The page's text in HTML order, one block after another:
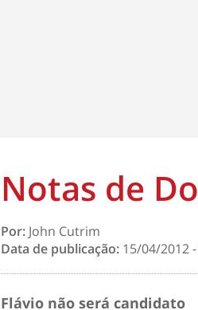
Notas de
Por: John Cutrim
Data de publicação: 15/04/2012
Flávio não será candidato